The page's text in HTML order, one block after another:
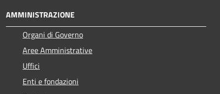
AMMINISTRAZIONE
Organi di Governo
Aree Amministrative
Uffici
Enti e fondazioni